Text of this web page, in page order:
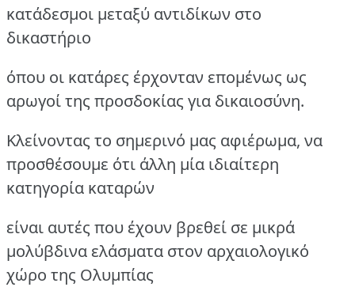
κατάδεσμοι μεταξύ αντιδίκων στο
δικαστήριο
όπου οι κατάρες έρχονταν επομένως ως
αρωγοί της προσδοκίας για δικαιοσύνη.
Κλείνοντας το σημερινό μας αφιέρωμα, να
προσθέσουμε ότι άλλη μία ιδιαίτερη
κατηγορία καταρών
είναι αυτές που έχουν βρεθεί σε μικρά
μολύβδινα ελάσματα στον αρχαιολογικό
χώρο της Ολυμπίας